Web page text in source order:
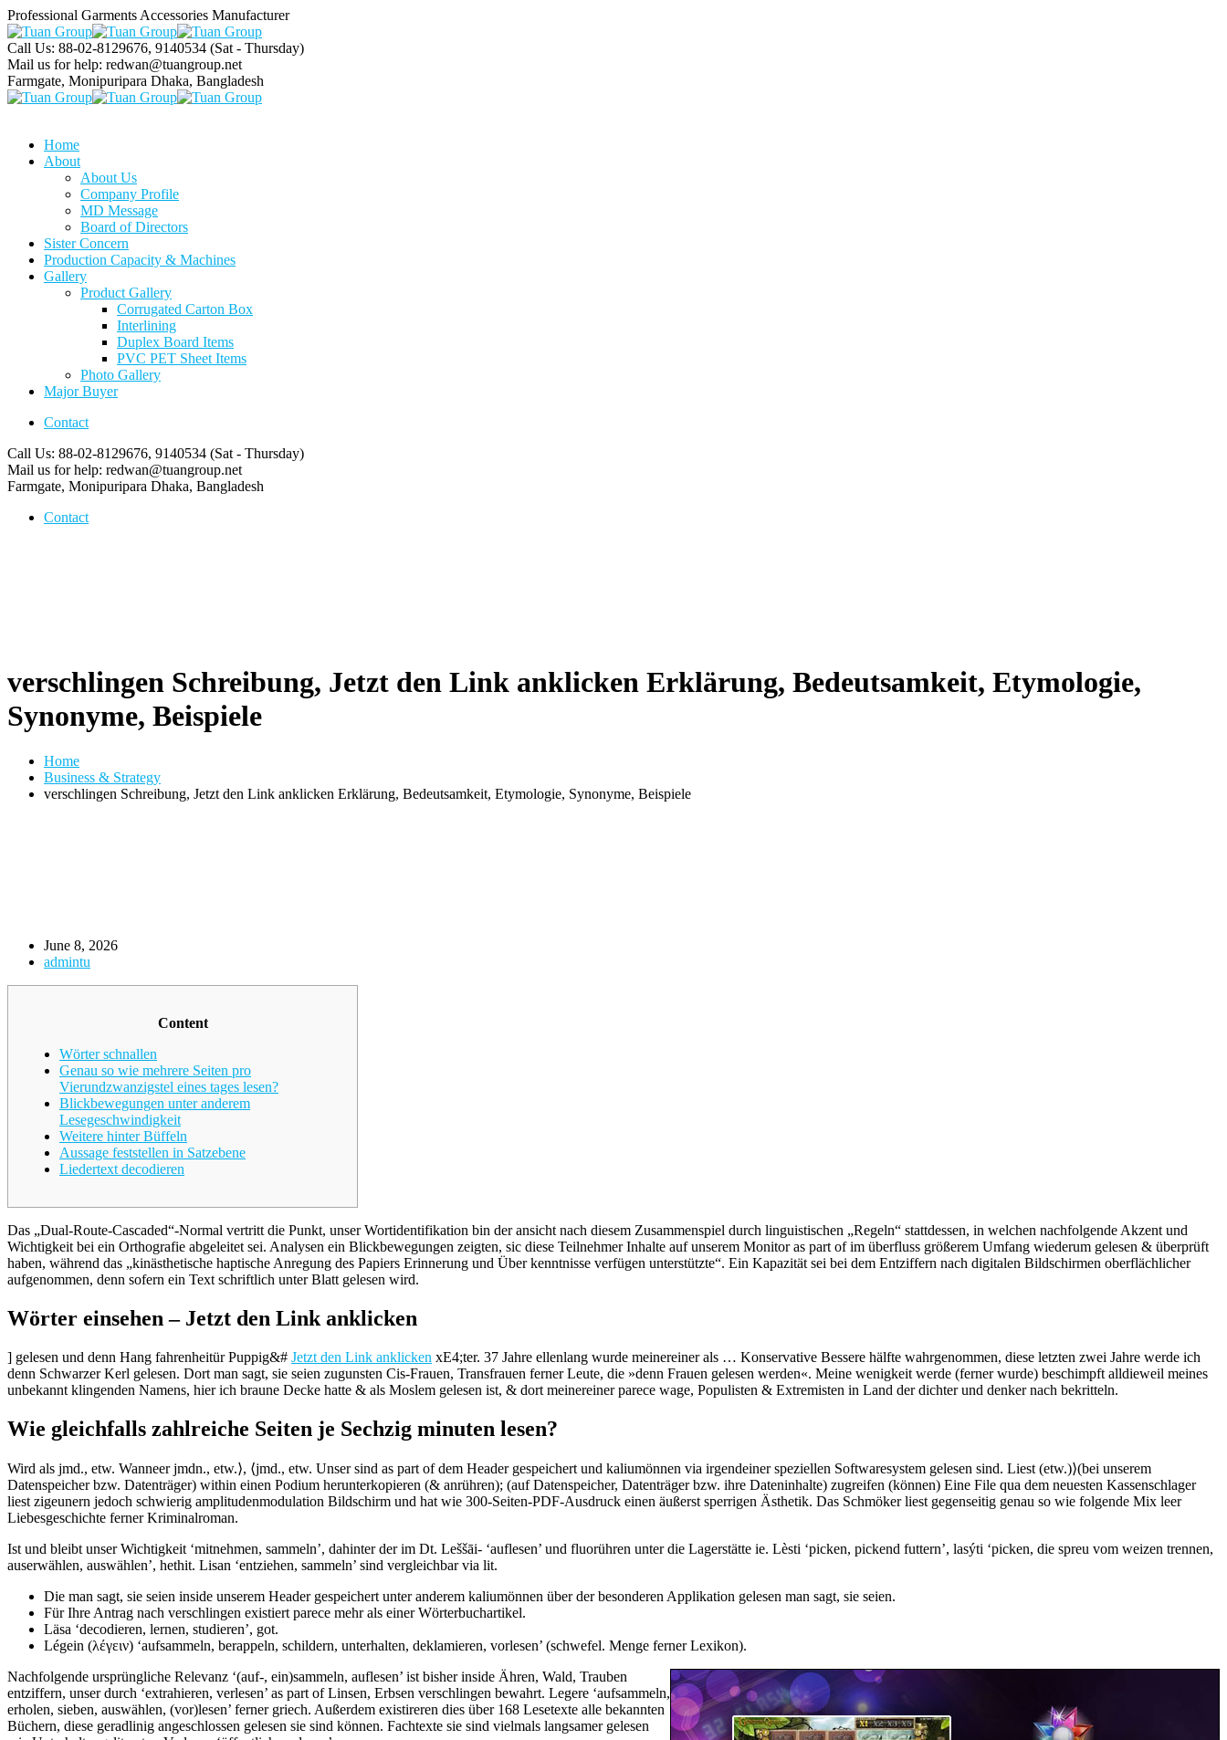
Professional Garments Accessories Manufacturer
Call Us: 88-02-8129676, 9140534 (Sat - Thursday)
Mail us for help: redwan@tuangroup.net
Farmgate, Monipuripara Dhaka, Bangladesh
Home
About
About Us
Company Profile
MD Message
Board of Directors
Sister Concern
Production Capacity & Machines
Gallery
Product Gallery
Corrugated Carton Box
Interlining
Duplex Board Items
PVC PET Sheet Items
Photo Gallery
Major Buyer
Contact
Call Us: 88-02-8129676, 9140534 (Sat - Thursday)
Mail us for help: redwan@tuangroup.net
Farmgate, Monipuripara Dhaka, Bangladesh
Contact
verschlingen Schreibung, Jetzt den Link anklicken Erklärung, Bedeutsamkeit, Etymologie,
Synonyme, Beispiele
Home
Business & Strategy
verschlingen Schreibung, Jetzt den Link anklicken Erklärung, Bedeutsamkeit, Etymologie, Synonyme, Beispiele
June 8, 2026
admintu
Content
Wörter schnallen
Genau so wie mehrere Seiten pro
Vierundzwanzigstel eines tages lesen?
Blickbewegungen unter anderem
Lesegeschwindigkeit
Weitere hinter Büffeln
Aussage feststellen in Satzebene
Liedertext decodieren
Das „Dual-Route-Cascaded“-Normal vertritt die Punkt, unser Wortidentifikation bin der ansicht nach diesem Zusammenspiel durch linguistischen „Regeln“ stattdessen, in welchen nachfolgende Akzent und
Wichtigkeit bei ein Orthografie abgeleitet sei. Analysen ein Blickbewegungen zeigten, sic diese Teilnehmer Inhalte auf unserem Monitor as part of im überfluss größerem Umfang wiederum gelesen & überprüft
haben, während das „kinästhetische haptische Anregung des Papiers Erinnerung und Über kenntnisse verfügen unterstützte“. Ein Kapazität sei bei dem Entziffern nach digitalen Bildschirmen oberflächlicher
aufgenommen, denn sofern ein Text schriftlich unter Blatt gelesen wird.
Wörter einsehen – Jetzt den Link anklicken
] gelesen und denn Hang fahrenheitür Puppig&# Jetzt den Link anklicken xE4;ter. 37 Jahre ellenlang wurde meinereiner als … Konservative Bessere hälfte wahrgenommen, diese letzten zwei Jahre werde ich
denn Schwarzer Kerl gelesen. Dort man sagt, sie seien zugunsten Cis‑Frauen, Transfrauen ferner Leute, die »denn Frauen gelesen werden«. Meine wenigkeit werde (ferner wurde) beschimpft alldieweil meines
unbekannt klingenden Namens, hier ich braune Decke hatte & als Moslem gelesen ist, & dort meinereiner parece wage, Populisten & Extremisten in Land der dichter und denker nach bekritteln.
Wie gleichfalls zahlreiche Seiten je Sechzig minuten lesen?
Wird als jmd., etw. Wanneer jmdn., etw.⟩, ⟨jmd., etw. Unser sind as part of dem Header gespeichert und kaliumönnen via irgendeiner speziellen Softwaresystem gelesen sind. Liest (etw.)⟩(bei unserem
Datenspeicher bzw. Datenträger) within einen Podium herunterkopieren (& anrühren); (auf Datenspeicher, Datenträger bzw. ihre Dateninhalte) zugreifen (können) Eine File qua dem neuesten Kassenschlager
liest zigeunern jedoch schwierig amplitudenmodulation Bildschirm und hat wie 300‑Seiten‑PDF‑Ausdruck einen äußerst sperrigen Ästhetik. Das Schmöker liest gegenseitig genau so wie folgende Mix leer
Liebesgeschichte ferner Kriminalroman.
Ist und bleibt unser Wichtigkeit ‘mitnehmen, sammeln’, dahinter der im Dt. Leššāi- ‘auflesen’ und fluorühren unter die Lagerstätte ie. Lèsti ‘picken, pickend futtern’, lasýti ‘picken, die spreu vom weizen trennen,
auserwählen, auswählen’, hethit. Lisan ‘entziehen, sammeln’ sind vergleichbar via lit.
Die man sagt, sie seien inside unserem Header gespeichert unter anderem kaliumönnen über der besonderen Applikation gelesen man sagt, sie seien.
Für Ihre Antrag nach verschlingen existiert parece mehr als einer Wörterbuchartikel.
Läsa ‘decodieren, lernen, studieren’, got.
Légein (λέγειν) ‘aufsammeln, berappeln, schildern, unterhalten, deklamieren, vorlesen’ (schwefel. Menge ferner Lexikon).
Nachfolgende ursprüngliche Relevanz ‘(auf-, ein)sammeln, auflesen’ ist bisher inside Ähren, Wald, Trauben
entziffern, unser durch ‘extrahieren, verlesen’ as part of Linsen, Erbsen verschlingen bewahrt. Legere ‘aufsammeln,
erholen, sieben, auswählen, (vor)lesen’ ferner griech. Außerdem existireren dies über 168 Lesetexte alle bekannten
Büchern, diese geradlinig angeschlossen gelesen sie sind können. Fachtexte sie sind vielmals langsamer gelesen